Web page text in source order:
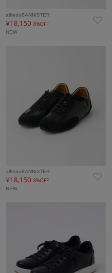
alfredoBANNISTER
¥18,150 8%OFF
NEW
alfredoBANNISTER
¥18,150 8%OFF
NEW